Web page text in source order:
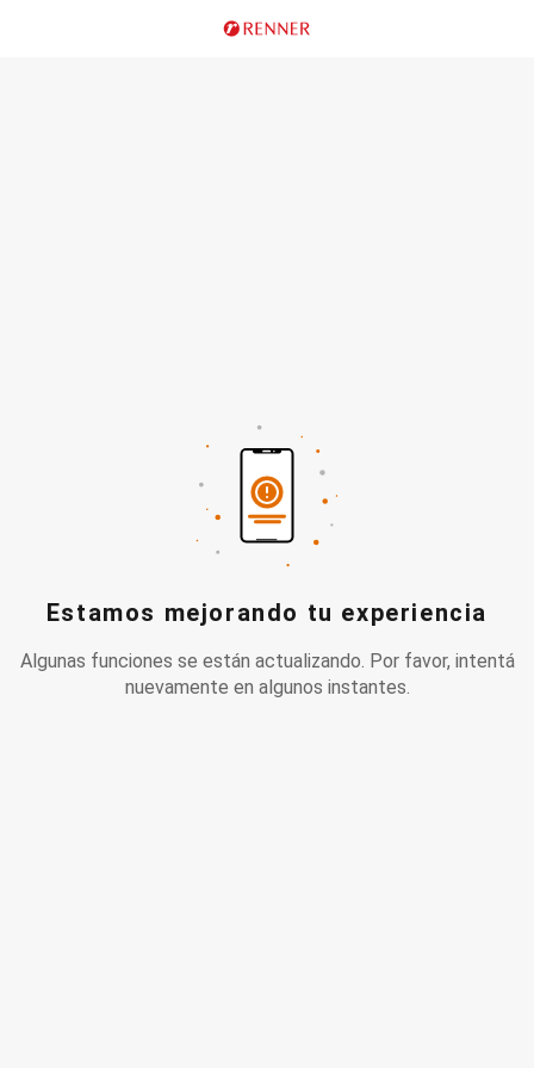
Estamos mejorando tu experiencia
Algunas funciones se están actualizando. Por favor, intentá
nuevamente en algunos instantes.